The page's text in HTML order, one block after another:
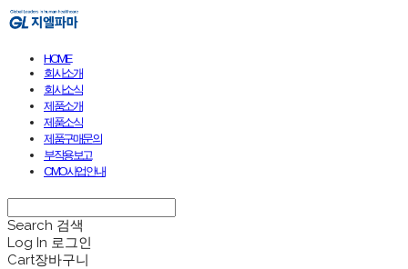
HOME
회사소개
회사소식
제품소개
제품소식
제품구매문의
부작용보고
CMO사업안내
Search 검색
Log In 로그인
Cart장바구니